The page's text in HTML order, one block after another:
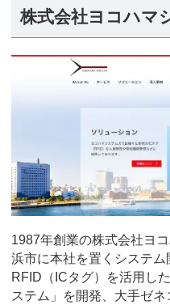
株式会社ヨコハマ
1987年創業の株式会社ヨ
浜市に本社を置くシステム
RFID（ICタグ）を活用し
ステム」を開発、大手ゼ